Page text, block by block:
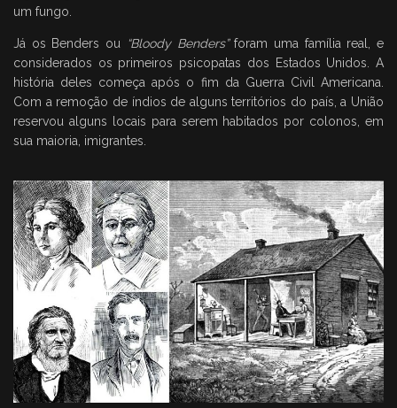
um fungo.
Já os Benders ou “Bloody Benders”foram uma família real, e
considerados os primeiros psicopatas dos Estados Unidos. A
história deles começa após o fim da Guerra Civil Americana.
Com a remoção de índios de alguns territórios do país, a União
reservou alguns locais para serem habitados por colonos, em
sua maioria, imigrantes.